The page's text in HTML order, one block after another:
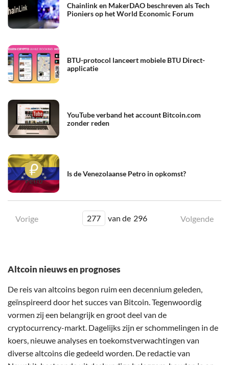
Chainlink en MakerDAO beschreven als Tech
Pioniers op het World Economic Forum
BTU-protocol lanceert mobiele BTU Direct-
applicatie
YouTube verband het account Bitcoin.com
zonder reden
Is de Venezolaanse Petro in opkomst?
Vorige 277 van de 296 Volgende
Altcoin nieuws en prognoses
De reis van altcoins begon ruim een decennium geleden,
geïnspireerd door het succes van Bitcoin. Tegenwoordig
vormen zij een belangrijk en groot deel van de
cryptocurrency-markt. Dagelijks zijn er schommelingen in de
koers, nieuwe analyses en toekomstverwachtingen van
diverse altcoins die gedeeld worden. De redactie van